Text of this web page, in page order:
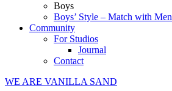
Boys
Boys’ Style – Match with
Community
For Studios
Journal
Contact
WE ARE VANILLA SAND